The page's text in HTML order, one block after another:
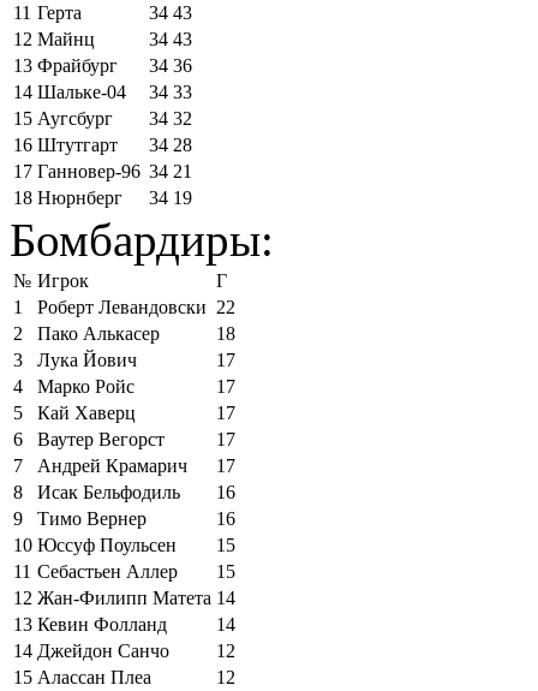
11 Герта 34 43
12 Майнц 34 43
13 Фрайбург 34 36
14 Шальке-04 34 33
15 Аугсбург 34 32
16 Штутгарт 34 28
17 Ганновер-96 34 21
18 Нюрнберг 34 19
Бомбардиры:
№ Игрок
Г
1
Роберт Левандовски 22
2
Пако Алькасер
18
3
Лука Йович
17
4
Марко Ройс
17
5
Кай Хаверц
17
6
Ваутер Вегорст
17
7
Андрей Крамарич
17
8
Исак Бельфодиль
16
9
Тимо Вернер
16
10 Юссуф Поульсен
15
11 Себастьен Аллер
15
12 Жан-Филипп Матета 14
13 Кевин Фолланд
14
14 Джейдон Санчо
12
15 Алассан Плеа 12